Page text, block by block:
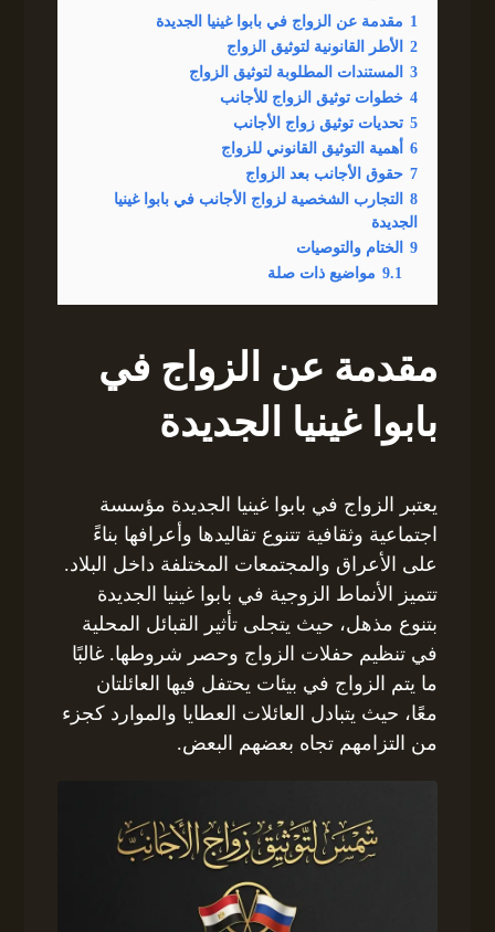
1 مقدمة عن الزواج في بابوا غينيا الجديدة
2
الأطر القانونية لتوثيق الزواج
3
المستندات المطلوبة لتوثيق الزواج
4 خطوات توثيق الزواج للأجانب
5 تحديات توثيق زواج الأجانب
6
أهمية التوثيق القانوني للزواج
7 حقوق الأجانب بعد الزواج
8
التجارب الشخصية لزواج الأجانب في بابوا غينيا
الجديدة
9
الختام والتوصيات
9.1 مواضيع ذات صلة
مقدمة عن الزواج في
بابوا غينيا الجديدة
يعتبر الزواج في بابوا غينيا الجديدة مؤسسة
اجتماعية وثقافية تتنوع تقاليدها وأعرافها بناءً
على الأعراق والمجتمعات المختلفة داخل البلاد.
تتميز الأنماط الزوجية في بابوا غينيا الجديدة
بتنوع مذهل، حيث يتجلى تأثير القبائل المحلية
في تنظيم حفلات الزواج وحصر شروطها. غالبًا
ما يتم الزواج في بيئات يحتفل فيها العائلتان
معًا، حيث يتبادل العائلات العطايا والموارد كجزء
من التزامهم تجاه بعضهم البعض.